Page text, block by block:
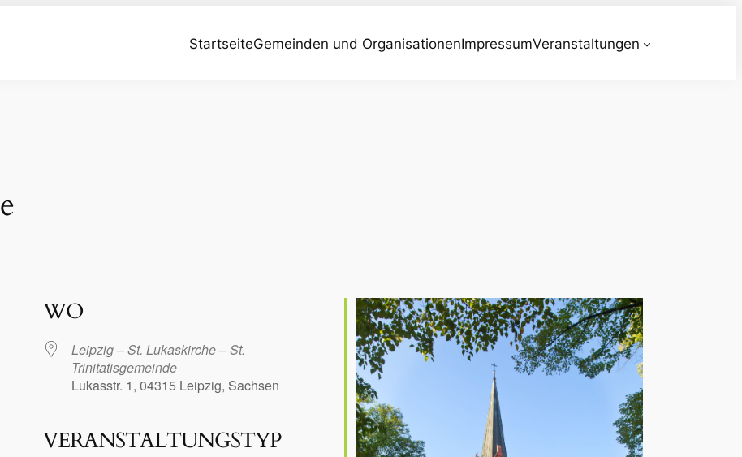
StartseiteGemeinden und OrganisationenImpressumVeranstaltungen
Kalender iCalendar Office 365 Outlook Live
WO
Leipzig – St. Lukaskirche – St.
Trinitatisgemeinde
Lukasstr. 1, 04315 Leipzig, Sachsen
VERANSTALTUNGSTYP